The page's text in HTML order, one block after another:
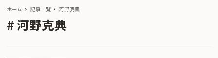
ホーム 記事一覧 河野克典
河野克典